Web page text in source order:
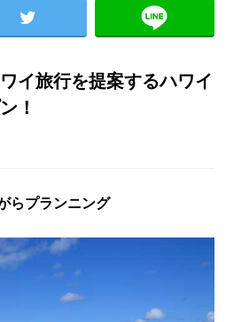
イ旅行を提案するハワイ
！
らプランニング